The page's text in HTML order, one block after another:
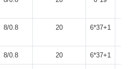
8/0.8 20 6*37+1
8/0.8 20 6*37+1